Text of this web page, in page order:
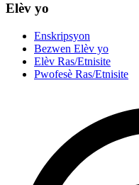
Elèv yo
Enskripsyon
Bezwen Elèv yo
Elèv Ras/Etnisite
Pwofesè Ras/Etnisite